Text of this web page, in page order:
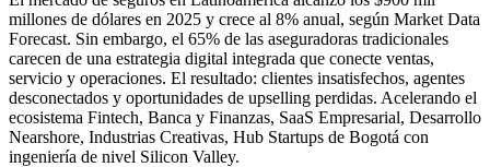
millones de dólares en 2025 y crece al 8% anual, según Market Data
Forecast. Sin embargo, el 65% de las aseguradoras tradicionales
carecen de una estrategia digital integrada que conecte ventas,
servicio y operaciones. El resultado: clientes insatisfechos, agentes
desconectados y oportunidades de upselling perdidas. Acelerando el
ecosistema Fintech, Banca y Finanzas, SaaS Empresarial, Desarrollo
Nearshore, Industrias Creativas, Hub Startups de Bogotá con
ingeniería de nivel Silicon Valley.